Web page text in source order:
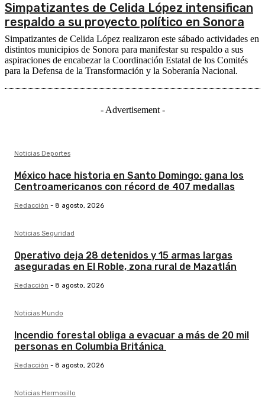
Simpatizantes de Celida López intensifican
respaldo a su proyecto político en Sonora
Simpatizantes de Celida López realizaron este sábado actividades en
distintos municipios de Sonora para manifestar su respaldo a sus
aspiraciones de encabezar la Coordinación Estatal de los Comités
para la Defensa de la Transformación y la Soberanía Nacional.
- Advertisement -
Noticias Deportes
México hace historia en Santo Domingo: gana los
Centroamericanos con récord de 407 medallas
Redacción - 8 agosto, 2026
Noticias Seguridad
Operativo deja 28 detenidos y 15 armas largas
aseguradas en El Roble, zona rural de Mazatlán
Redacción - 8 agosto, 2026
Noticias Mundo
Incendio forestal obliga a evacuar a más de 20 mil
personas en Columbia Británica
Redacción - 8 agosto, 2026
Noticias Hermosillo